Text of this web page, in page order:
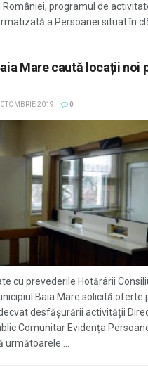
României, programul de
a Persoanei situat în
Mare caută locații noi
2019 0
cu prevederile Hotărârii
Baia Mare solicită oferte
desfășurării activității
Comunitar Evidența
...